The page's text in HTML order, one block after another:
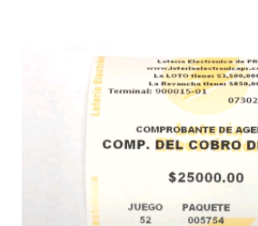
instantáneos”, indicó López. Sobre el
López explicó que el mismo se
Estados Unidos y los jugadores
números ganadores del mismo a
aquellos con jugadas anticipadas de
Loto, Revancha, Pega 2, Pega 3 Pega